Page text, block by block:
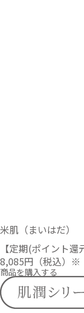
米肌（まいはだ）
【定期(ポイント
8,085円 （税込）※
商品を購入する